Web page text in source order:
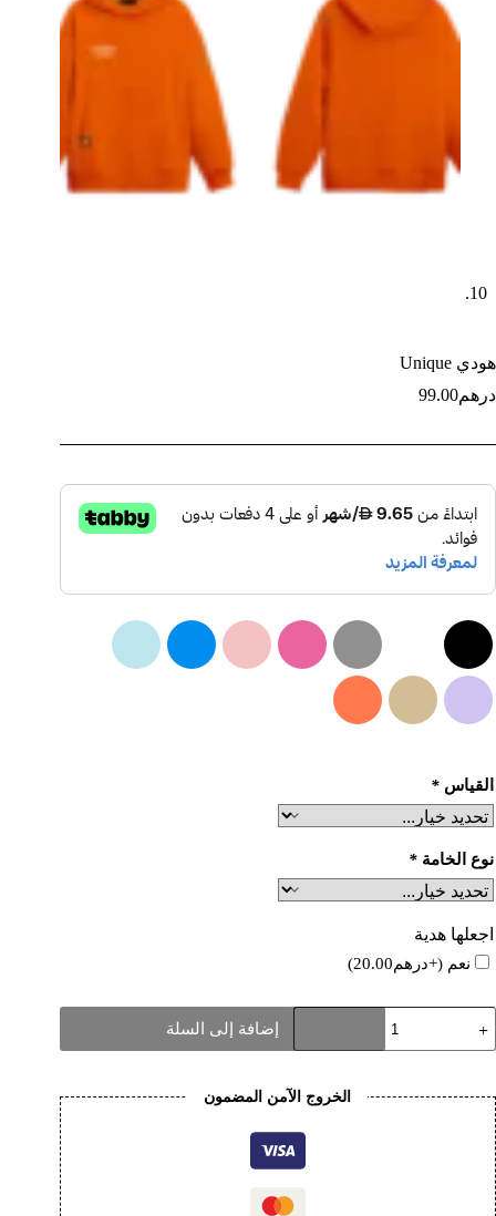
هودي Unique
درهم99.00
القياس *
نوع الخامة *
اجعلها هدية
نعم (+درهم20.00
)
Unique
Hoodie
إضافة إلى السلة
الخروج الآمن المضمون